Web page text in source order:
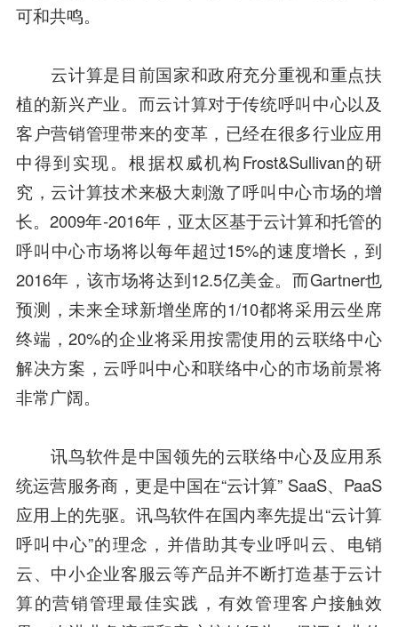
可和共鸣。
云计算是目前国家和政府充分重视和重点扶
植的新兴产业。而云计算对于传统呼叫中心以及
客户营销管理带来的变革，已经在很多行业应用
中得到实现。根据权威机构Frost&Sullivan的研
究，云计算技术来极大刺激了呼叫中心市场的增
长。2009年-2016年，亚太区基于云计算和托管的
呼叫中心市场将以每年超过15%的速度增长，到
2016年，该市场将达到12.5亿美金。而Gartner也
预测，未来全球新增坐席的1/10都将采用云坐席
终端，20%的企业将采用按需使用的云联络中心
解决方案，云呼叫中心和联络中心的市场前景将
非常广阔。
讯鸟软件是中国领先的云联络中心及应用系
统运营服务商，更是中国在“云计算” SaaS、PaaS
应用上的先驱。讯鸟软件在国内率先提出“云计算
呼叫中心”的理念，并借助其专业呼叫云、电销
云、中小企业客服云等产品并不断打造基于云计
算的营销管理最佳实践，有效管理客户接触效